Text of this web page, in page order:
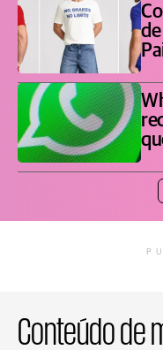
Conteúdo de